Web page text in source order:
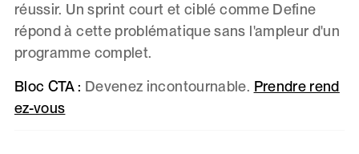
réussir. Un sprint court et ciblé comme Define
répond à cette problématique sans l'ampleur d'un
programme complet.
Bloc CTA : Devenez incontournable. Prendre rend
ez-vous